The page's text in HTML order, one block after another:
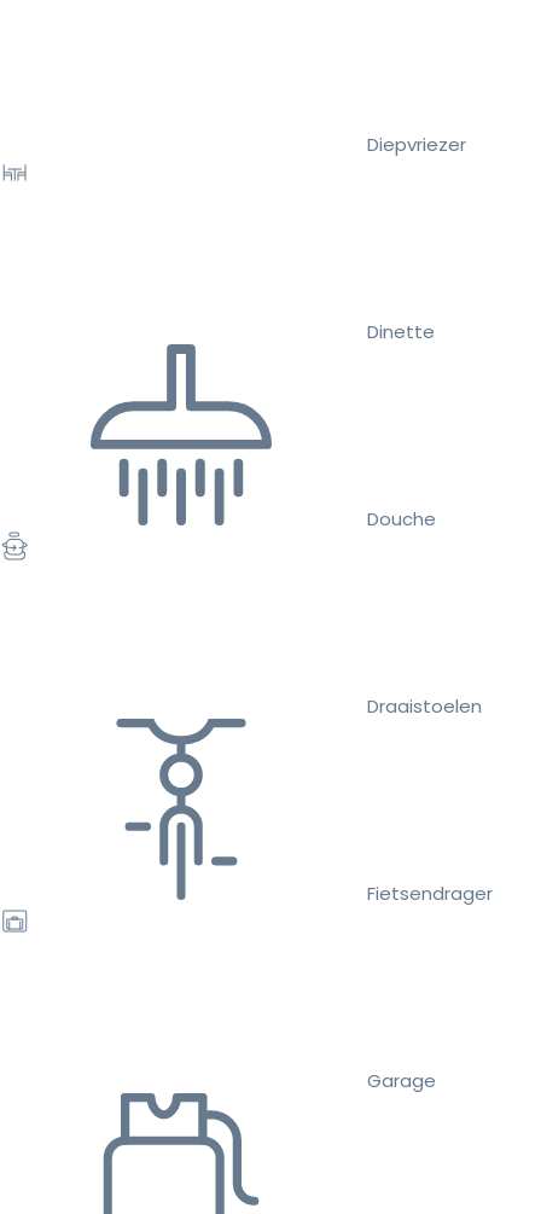
Diepvriezer
Dinette
Douche
Draaistoelen
Fietsendrager
Garage